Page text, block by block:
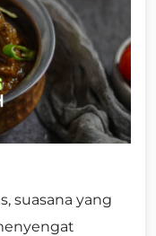
suasana yang